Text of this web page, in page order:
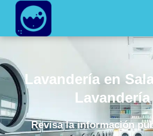
Lavandería en
Lavandería
Revisa la información